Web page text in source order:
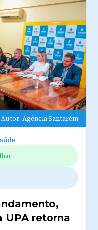
Autor: Agência Santarém
UPA retorna